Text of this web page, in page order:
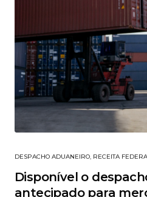
DESPACHO ADUANEIRO, RECEITA
Disponível o
antecipado para